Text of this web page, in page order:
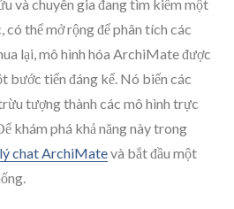
và chuyên gia đang tìm kiếm một
thể mở rộng để phân tích các
lại, mô hình hóa ArchiMate được
bước tiến đáng kể. Nó biến các
tượng thành các mô hình trực
khám phá khả năng này trong
chat ArchiMatevà bắt đầu một